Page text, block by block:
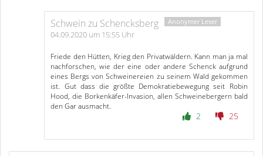
Schwein zu Schencksberg
04.09.2020 um 15:55 Uhr
Friede den Hütten, Krieg den Privatwäldern. Kann man ja mal
nachforschen, wie der eine oder andere Schenck aufgrund
eines Bergs von Schweinereien zu seinem Wald gekommen
ist. Gut dass die größte Demokratiebewegung seit Robin
Hood, die Borkenkäfer-Invasion, allen Schweinebergern bald
den Gar ausmacht.
2 25